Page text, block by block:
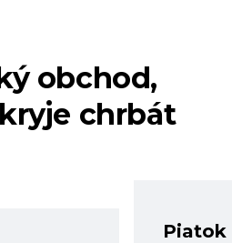
obchod,
chrbát
Piatok